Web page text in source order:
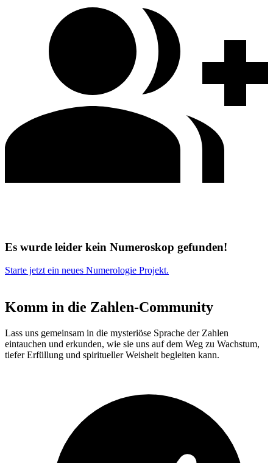
Es wurde leider kein Numeroskop gefunden!
Starte jetzt ein neues Numerologie Projekt.
Komm in die Zahlen-Community
Lass uns gemeinsam in die mysteriöse Sprache der Zahlen
eintauchen und erkunden, wie sie uns auf dem Weg zu Wachstum,
tiefer Erfüllung und spiritueller Weisheit begleiten kann.